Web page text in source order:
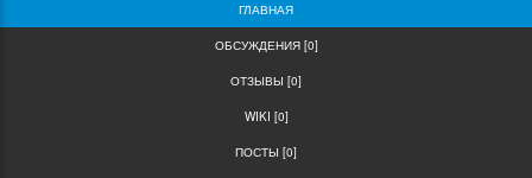
ГЛАВНАЯ
ОБСУЖДЕНИЯ [0]
ОТЗЫВЫ [0]
WIKI [0]
ПОСТЫ [0]